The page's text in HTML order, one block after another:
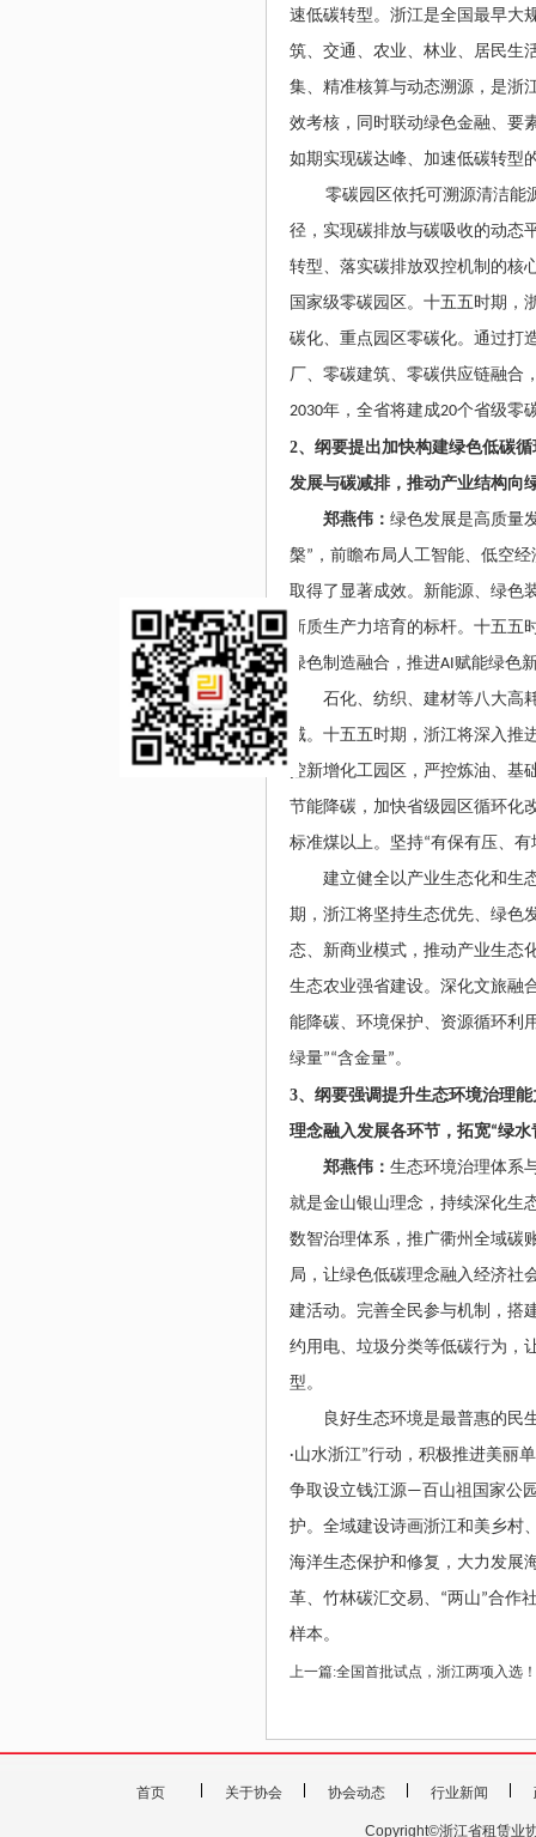
速低碳转型。浙江是全国最早大
筑、交通、农业、林业、居民生
集、精准核算与动态溯源，是浙
效考核，同时联动绿色金融、要
如期实现碳达峰、加速低碳转型
零碳园区依托可溯源清洁能
径，实现碳排放与碳吸收的动态
转型、落实碳排放双控机制的核
国家级零碳园区。十五五时期，
碳化、重点园区零碳化。通过打
厂、零碳建筑、零碳供应链融合
2030年，全省将建成20个省级零
2、 纲要提出加快构建绿色低碳
发展与碳减排，推动产业结构向
郑燕伟： 绿色发展是高质量
槃” ，前瞻布局人工智能、低空
取得了显著成效。新能源、绿色
新质生产力培育的标杆。十五
绿色制造融合，推进AI赋能绿色
石化、纺织、建材等八大高
域。十五五时期，浙江将深入
控新增化工园区，严控炼油、
节能降碳，加快省级园区循环化
标准煤以上。坚持“有保有压、
建立健全以产业生态化和生
期，浙江将坚持生态优先、绿色
态、新商业模式，推动产业生态
生态农业强省建设。深化文旅融
能降碳、环境保护、资源循环利
绿量”“含金量”。
3、 纲要强调提升生态环境治理
理念融入发展各环节，拓宽“绿水
郑燕伟： 生态环境治理体系
就是金山银山理念，持续深化生
数智治理体系，推广衢州全域碳
局，让绿色低碳理念融入经济社
建活动。完善全民参与机制，搭
约用电、垃圾分类等低碳行为，
型。
良好生态环境是最普惠的民
·山水浙江”行动，积极推进美丽
争取设立钱江源— 百山祖国家公
护。全域建设诗画浙江和美乡村
海洋生态保护和修复，大力发展
革、竹林碳汇交易、 “两山”合作
样本。
上一篇:全国首批试点，浙江两项入选！
首页 关于协会 协会动态 行业新闻
Copyright©浙江省租赁业